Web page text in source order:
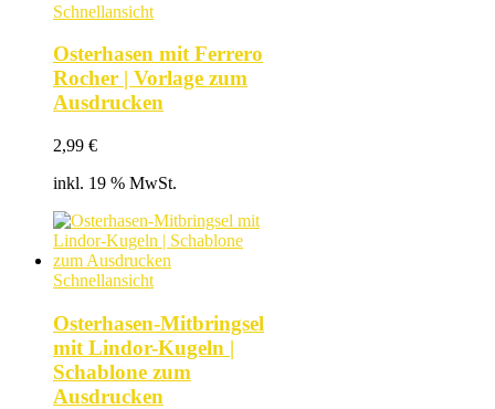
Schnellansicht
Osterhasen mit Ferrero
Rocher | Vorlage zum
Ausdrucken
2,99 €
inkl. 19 % MwSt.
Schnellansicht
Osterhasen-Mitbringsel
mit Lindor-Kugeln |
Schablone zum
Ausdrucken